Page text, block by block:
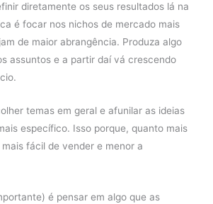
diretamente os seus resultados lá na
é focar nos nichos de mercado mais
de maior abrangência. Produza algo
assuntos e a partir daí vá crescendo
temas em geral e afunilar as ideias
específico. Isso porque, quanto mais
fácil de vender e menor a
é pensar em algo que as